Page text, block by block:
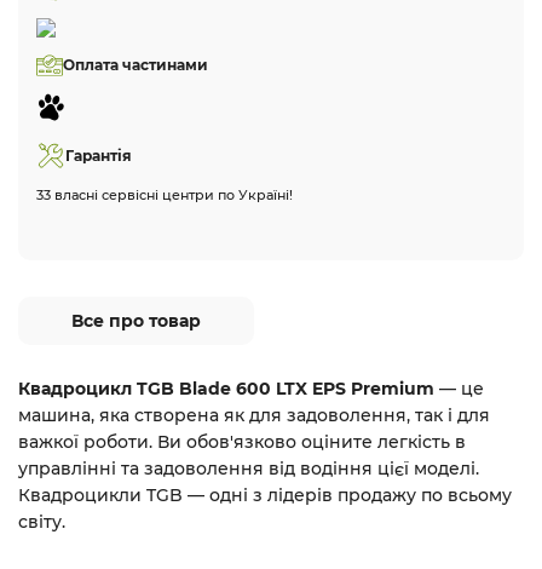
Оплата частинами
Гарантія
33 власні сервісні центри по Україні!
Все про товар
Квадроцикл TGB Blade 600 LTX EPS Premium — це
машина, яка створена як для задоволення, так і для
важкої роботи. Ви обов'язково оціните легкість в
управлінні та задоволення від водіння цієї моделі.
Квадроцикли TGB — одні з лідерів продажу по всьому
світу.